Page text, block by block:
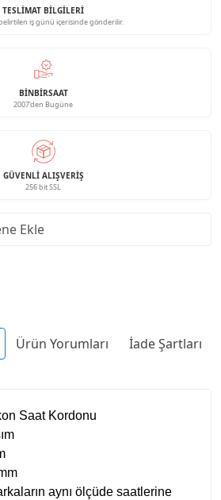
TESLİMAT BİLGİLERİ
iş günü içerisinde gönderilir.
BINBIRSAAT
2007'den Bugüne
GÜVENLI ALIŞVERIŞ
256 bit SSL
Ekle
Ürün Yorumları İade Şartları
Saat Kordonu
aynı ölçüde saatlerine